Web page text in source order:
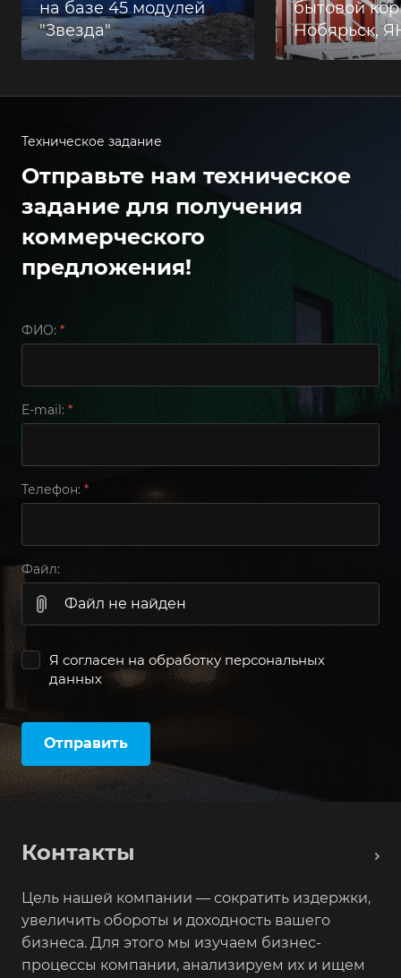
на базе 45 модулей
"Звезда"
бытовой
Нобярьск,
Техническое задание
Отправьте нам техническое
задание для получения
коммерческого
предложения!
ФИО: *
E-mail: *
Телефон: *
Файл:
Файл не найден
Я согласен на обработку персональных
данных
Отправить
Контакты
Цель нашей компании — сократить издержки,
увеличить обороты и доходность вашего
бизнеса. Для этого мы изучаем бизнес-
процессы компании, анализируем их и ищем